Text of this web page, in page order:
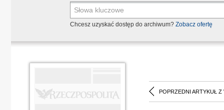
Chcesz uzyskać dostęp do archiwum? Zobacz ofertę
POPRZEDNI ARTYKUŁ Z